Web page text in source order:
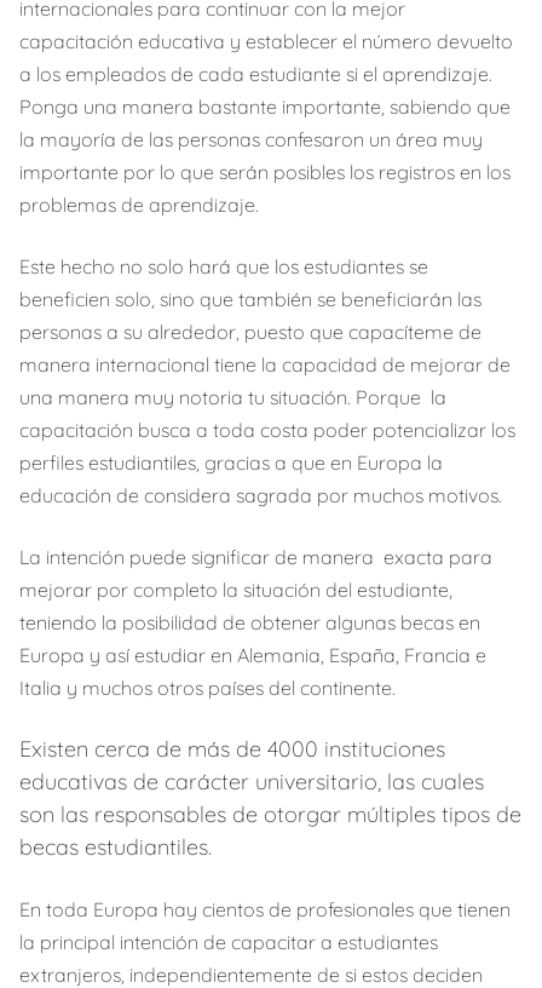
internacionales para continuar con la mejor
capacitación educativa y establecer el número devuelto
a los empleados de cada estudiante si el aprendizaje.
Ponga una manera bastante importante, sabiendo que
la mayoría de las personas confesaron un área muy
importante por lo que serán posibles los registros en los
problemas de aprendizaje.
Este hecho no solo hará que los estudiantes se
beneficien solo, sino que también se beneficiarán las
personas a su alrededor, puesto que capacíteme de
manera internacional tiene la capacidad de mejorar de
una manera muy notoria tu situación. Porque la
capacitación busca a toda costa poder potencializar los
perfiles estudiantiles, gracias a que en Europa la
educación de considera sagrada por muchos motivos.
La intención puede significar de manera exacta para
mejorar por completo la situación del estudiante,
teniendo la posibilidad de obtener algunas becas en
Europa y así estudiar en Alemania, España, Francia e
Italia y muchos otros países del continente.
Existen cerca de más de 4000 instituciones
educativas de carácter universitario, las cuales
son las responsables de otorgar múltiples tipos de
becas estudiantiles.
En toda Europa hay cientos de profesionales que tienen
la principal intención de capacitar a estudiantes
extranjeros, independientemente de si estos deciden